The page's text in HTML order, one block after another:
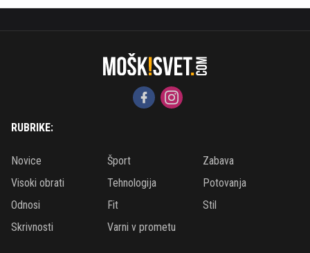
RUBRIKE:
Novice Šport
Zabava
Visoki obrati
Tehnologija
Potovanja
Odnosi
Fit
Stil
Skrivnosti
Varni v prometu